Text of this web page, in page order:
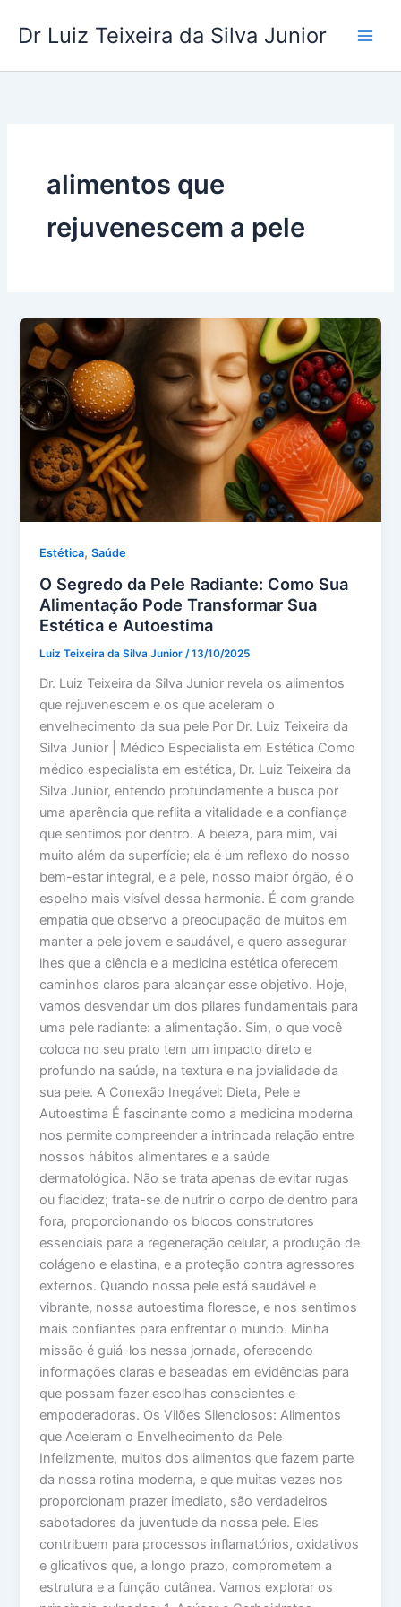
para
conteúdo
Dr Luiz Teixeira da Silva Junior
alimentos que
rejuvenescem a pele
Estética,Saúde
O Segredo da Pele Radiante: Como Sua
Alimentação Pode Transformar Sua
Estética e Autoestima
Luiz Teixeira da Silva Junior/13/10/2025
Dr. Luiz Teixeira da Silva Junior revela os alimentos
que rejuvenescem e os que aceleram o
envelhecimento da sua pele Por Dr. Luiz Teixeira da
Silva Junior | Médico Especialista em Estética Como
médico especialista em estética, Dr. Luiz Teixeira da
Silva Junior, entendo profundamente a busca por
uma aparência que reflita a vitalidade e a confiança
que sentimos por dentro. A beleza, para mim, vai
muito além da superfície; ela é um reflexo do nosso
bem-estar integral, e a pele, nosso maior órgão, é o
espelho mais visível dessa harmonia. É com grande
empatia que observo a preocupação de muitos em
manter a pele jovem e saudável, e quero assegurar-
lhes que a ciência e a medicina estética oferecem
caminhos claros para alcançar esse objetivo. Hoje,
vamos desvendar um dos pilares fundamentais para
uma pele radiante: a alimentação. Sim, o que você
coloca no seu prato tem um impacto direto e
profundo na saúde, na textura e na jovialidade da
sua pele. A Conexão Inegável: Dieta, Pele e
Autoestima É fascinante como a medicina moderna
nos permite compreender a intrincada relação entre
nossos hábitos alimentares e a saúde
dermatológica. Não se trata apenas de evitar rugas
ou flacidez; trata-se de nutrir o corpo de dentro para
fora, proporcionando os blocos construtores
essenciais para a regeneração celular, a produção de
colágeno e elastina, e a proteção contra agressores
externos. Quando nossa pele está saudável e
vibrante, nossa autoestima floresce, e nos sentimos
mais confiantes para enfrentar o mundo. Minha
missão é guiá-los nessa jornada, oferecendo
informações claras e baseadas em evidências para
que possam fazer escolhas conscientes e
empoderadoras. Os Vilões Silenciosos: Alimentos
que Aceleram o Envelhecimento da Pele
Infelizmente, muitos dos alimentos que fazem parte
da nossa rotina moderna, e que muitas vezes nos
proporcionam prazer imediato, são verdadeiros
sabotadores da juventude da nossa pele. Eles
contribuem para processos inflamatórios, oxidativos
e glicativos que, a longo prazo, comprometem a
estrutura e a função cutânea. Vamos explorar os